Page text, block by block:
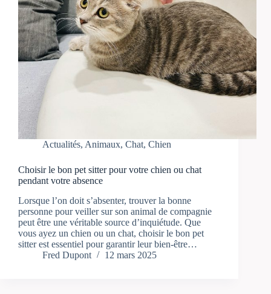
Actualités, Animaux, Chat, Chien
Choisir le bon pet sitter pour votre chien ou chat
pendant votre absence
Lorsque l’on doit s’absenter, trouver la bonne
personne pour veiller sur son animal de compagnie
peut être une véritable source d’inquiétude. Que
vous ayez un chien ou un chat, choisir le bon pet
sitter est essentiel pour garantir leur bien-être…
Fred Dupont
12 mars 2025